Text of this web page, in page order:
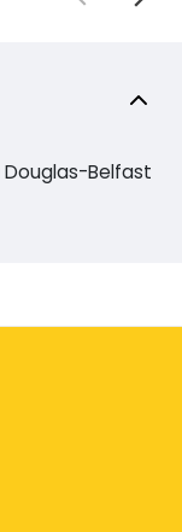
Douglas-Belfast